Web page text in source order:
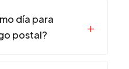
día para
postal?